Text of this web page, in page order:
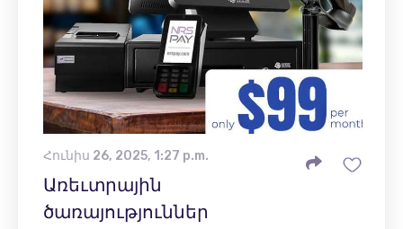
Հունիս 26, 2025, 1:27 p.m.
Առեւտրային
ծառայություններ